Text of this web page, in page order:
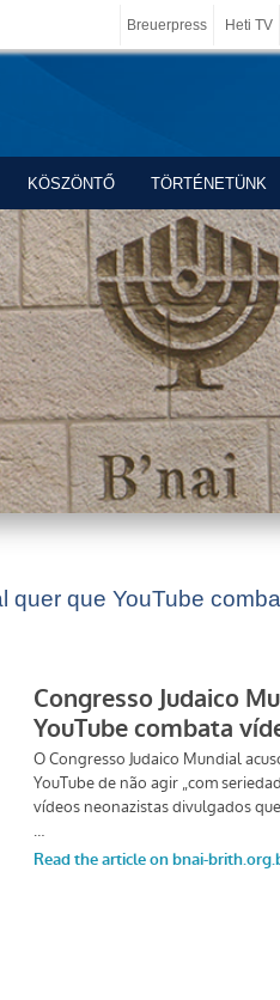
Breuerpress Heti TV
KÖSZÖNTŐ TÖRTÉNETÜNK
quer que YouTube